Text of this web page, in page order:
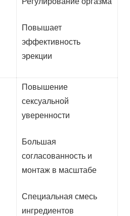
Повышает
эффективность
эрекции
Повышение
сексуальной
уверенности
Большая
согласованность и
монтаж в масштабе
Специальная смесь
ингредиентов